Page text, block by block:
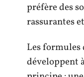
préfère des
rassurantes
Les formules
développent